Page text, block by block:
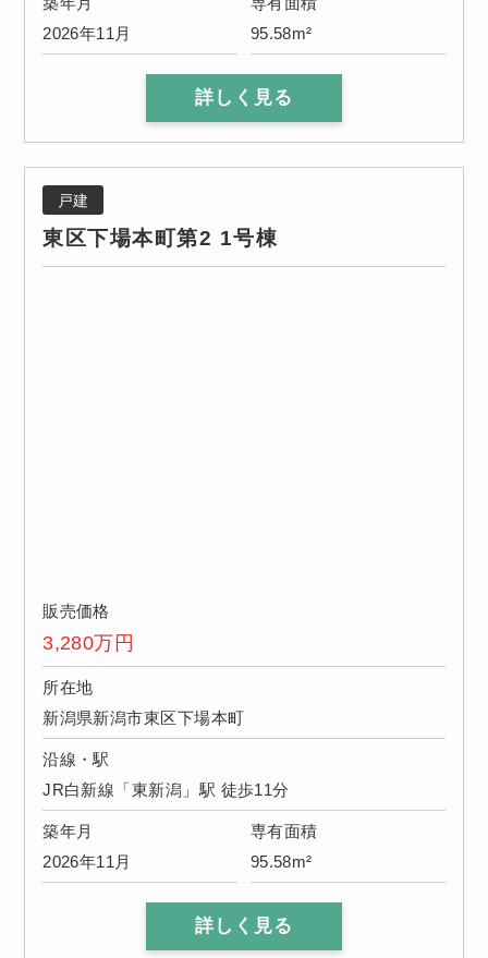
2026年11月
95.58m²
詳しく見る
戸建
東区下場本町第2 1号棟
販売価格
3,280万円
所在地
新潟県新潟市東区下場本町
沿線・駅
JR白新線「東新潟」駅 徒歩11分
築年月
2026年11月
専有面積
95.58m²
詳しく見る